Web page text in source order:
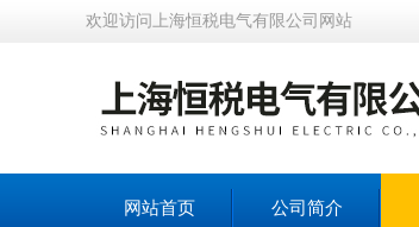
欢迎访问上海恒税电气有限公司网站
网站首页 公司简介